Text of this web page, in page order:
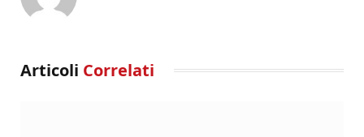
Articoli Correlati